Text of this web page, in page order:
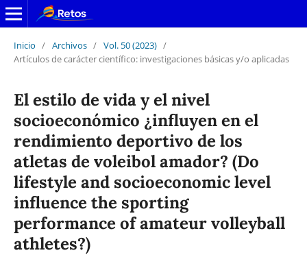
Inicio / Archivos / Vol. 50 (2023) /
Artículos de carácter científico: investigaciones básicas y/o aplicadas
El estilo de vida y el nivel
socioeconómico ¿influyen en el
rendimiento deportivo de los
atletas de voleibol amador? (Do
lifestyle and socioeconomic level
influence the sporting
performance of amateur volleyball
athletes?)